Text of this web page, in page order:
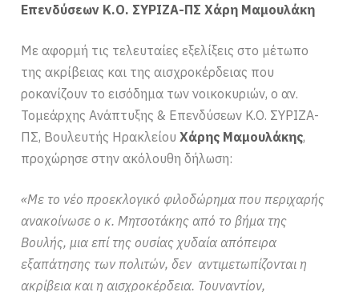
Επενδύσεων Κ.Ο. ΣΥΡΙΖΑ-ΠΣ Χάρη Μαμουλάκη
Με αφορμή τις τελευταίες εξελίξεις στο μέτωπο
της ακρίβειας και της αισχροκέρδειας που
ροκανίζουν το εισόδημα των νοικοκυριών, ο αν.
Τομεάρχης Ανάπτυξης & Επενδύσεων Κ.Ο. ΣΥΡΙΖΑ-
ΠΣ, Βουλευτής ΗρακλείουΧάρης Μαμουλάκης,
προχώρησε στην ακόλουθη δήλωση:
«Με το νέο προεκλογικό φιλοδώρημα που περιχαρής
ανακοίνωσε ο κ. Μητσοτάκης από το βήμα της
Βουλής, μια επί της ουσίας χυδαία απόπειρα
εξαπάτησης των πολιτών, δεν αντιμετωπίζονται η
ακρίβεια και η αισχροκέρδεια. Τουναντίον,